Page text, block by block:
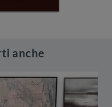
anche